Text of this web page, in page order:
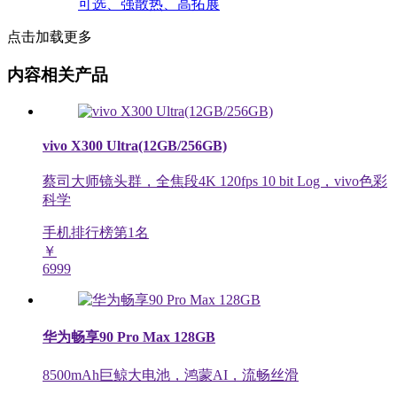
点击加载更多
内容相关产品
vivo X300 Ultra(12GB/256GB)
蔡司大师镜头群，全焦段4K 120fps 10 bit Log，vivo色彩
科学
手机排行榜第1名
￥
6999
华为畅享90 Pro Max 128GB
8500mAh巨鲸大电池，鸿蒙AI，流畅丝滑